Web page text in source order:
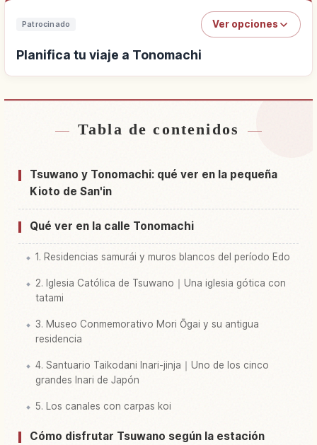
Patrocinado Ver opciones
Planifica tu viaje a Tonomachi
Buscar alojamiento cerca de Tonomachi↗
Buscar experiencias en Tonomachi↗
Tabla de contenidos
Tsuwano y Tonomachi: qué ver en la pequeña
Kioto de San'in
Qué ver en la calle Tonomachi
1. Residencias samurái y muros blancos del período Edo
2. Iglesia Católica de Tsuwano｜Una iglesia gótica con
tatami
3. Museo Conmemorativo Mori Ōgai y su antigua
residencia
4. Santuario Taikodani Inari-jinja｜Uno de los cinco
grandes Inari de Japón
5. Los canales con carpas koi
Cómo disfrutar Tsuwano según la estación